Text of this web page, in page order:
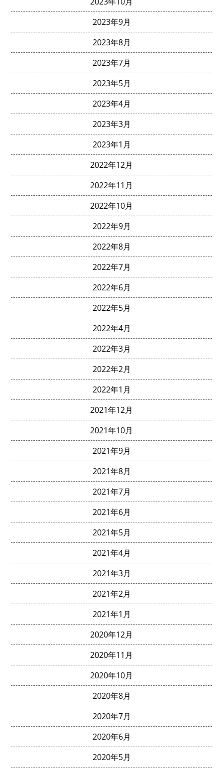
2023年9月
2023年8月
2023年7月
2023年5月
2023年4月
2023年3月
2023年1月
2022年12月
2022年11月
2022年10月
2022年9月
2022年8月
2022年7月
2022年6月
2022年5月
2022年4月
2022年3月
2022年2月
2022年1月
2021年12月
2021年10月
2021年9月
2021年8月
2021年7月
2021年6月
2021年5月
2021年4月
2021年3月
2021年2月
2021年1月
2020年12月
2020年11月
2020年10月
2020年8月
2020年7月
2020年6月
2020年5月